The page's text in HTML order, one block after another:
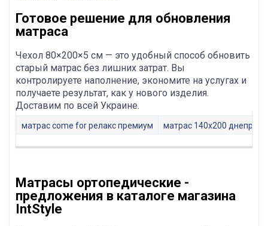
Готовое решение для обновления
матраса
Чехол 80×200×5 см — это удобный способ обновить
старый матрас без лишних затрат. Вы
контролируете наполнение, экономите на услугах и
получаете результат, как у нового изделия.
Доставим по всей Украине.
матрас come for релакс премиум матрас 140х200 днепр
Матрасы ортопедические -
предложения в каталоге магазина
IntStyle